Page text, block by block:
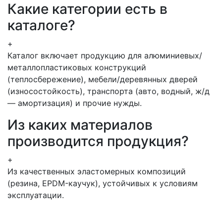
Какие категории есть в
каталоге?
+
Каталог включает продукцию для алюминиевых/
металлопластиковых конструкций
(теплосбережение), мебели/деревянных дверей
(износостойкость), транспорта (авто, водный, ж/д
— амортизация) и прочие нужды.
Из каких материалов
производится продукция?
+
Из качественных эластомерных композиций
(резина, EPDM-каучук), устойчивых к условиям
эксплуатации.